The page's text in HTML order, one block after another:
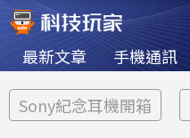
最新文章 手機通訊
Sony紀念耳機開箱